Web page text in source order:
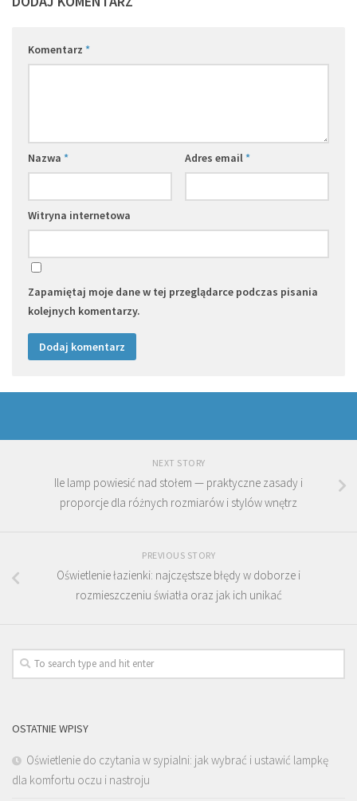
Komentarz *
Nazwa * Adres email*
Witryna internetowa
Zapamiętaj moje dane w tej przeglądarce podczas pisania
kolejnych komentarzy.
NEXT STORY
Ile lamp powiesić nad stołem — praktyczne zasady i
proporcje dla różnych rozmiarów i stylów wnętrz
PREVIOUS STORY
Oświetlenie łazienki: najczęstsze błędy w doborze i
rozmieszczeniu światła oraz jak ich unikać
OSTATNIE WPISY
Oświetlenie do czytania w sypialni: jak wybrać i ustawić lampkę
dla komfortu oczu i nastroju